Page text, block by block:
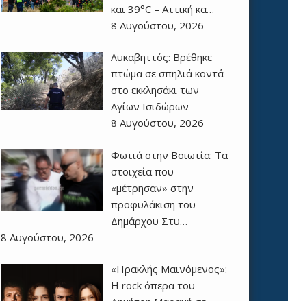
και 39°C – Αττική κα…
8 Αυγούστου, 2026
Λυκαβηττός: Βρέθηκε
πτώμα σε σπηλιά κοντά
στο εκκλησάκι των
Αγίων Ισιδώρων
8 Αυγούστου, 2026
Φωτιά στην Βοιωτία: Τα
στοιχεία που
«μέτρησαν» στην
προφυλάκιση του
Δημάρχου Στυ…
8 Αυγούστου, 2026
«Ηρακλής Μαινόμενος»:
H rock όπερα του